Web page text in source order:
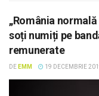
„România
soți numiți pe
remunerate
DE EMM 19 DECEMBRIE